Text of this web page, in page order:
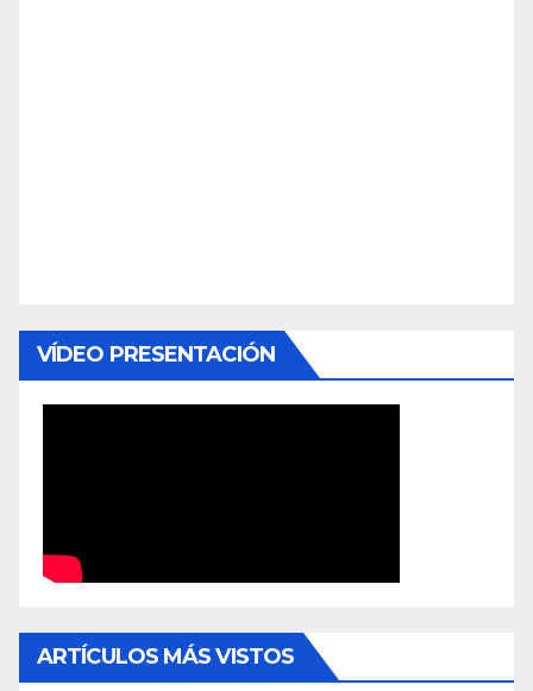
VÍDEO PRESENTACIÓN
ARTÍCULOS MÁS VISTOS